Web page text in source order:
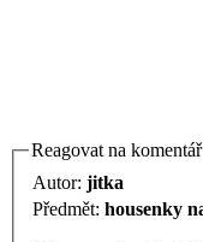
Reagovat na komentář
Autor: jitka
Předmět: housenky